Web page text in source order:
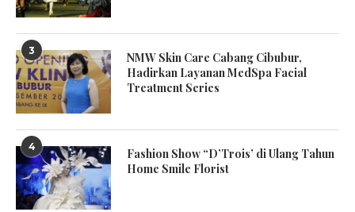
3
NMW Skin Care Cabang Cibubur,
Hadirkan Layanan MedSpa Facial
Treatment Series
4
Fashion Show “D’Trois’ di Ulang Tahun
Home Smile Florist